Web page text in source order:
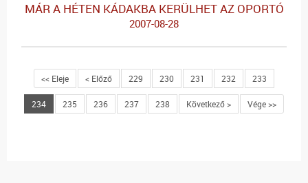
MÁR A HÉTEN KÁDAKBA KERÜLHET AZ OPORTÓ
2007-08-28
<< Eleje < Előző 229 230 231 232 233
234 235 236 237 238 Következő > Vége >>